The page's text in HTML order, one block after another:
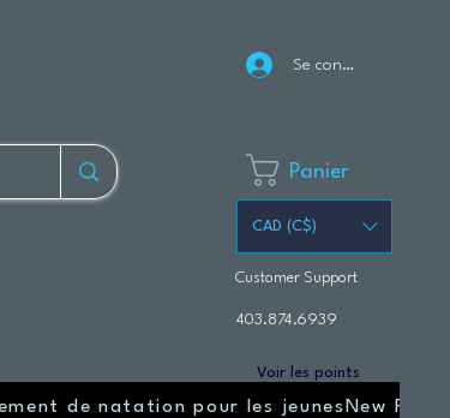
Se connecter
Panier
CAD (C$)
Customer Support
403.874.6939
Voir les points
de natation pour les jeunes New Page